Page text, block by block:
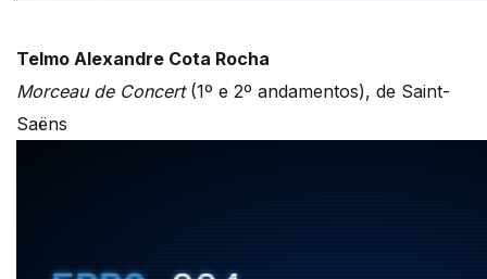
Telmo Alexandre Cota Rocha
Morceau de Concert(1º e 2º andamentos), de Saint-
Saëns